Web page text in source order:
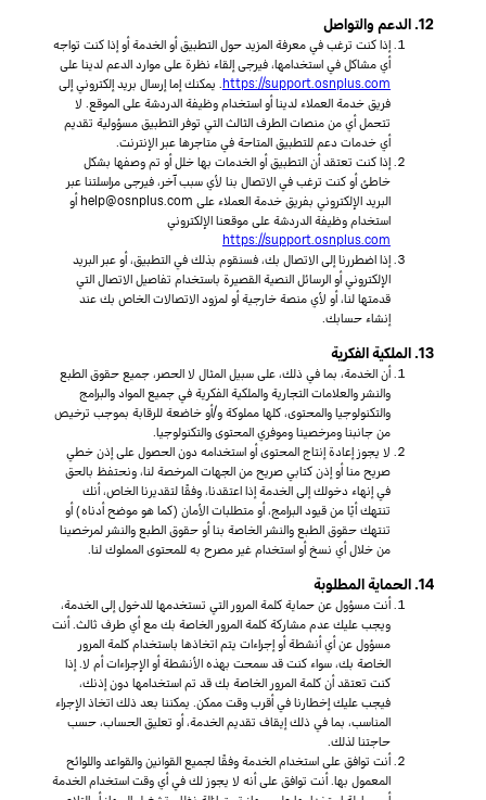
12. الدعم والتواصل
إذا كنت ترغب في معرفة المزيد حول التطبيق أو الخدمة أو إذا كنت تواجه
أي مشاكل في استخدامها، فيرجى إلقاء نظرة على موارد الدعم لدينا على
https://support.osnplus.com. يمكنك إما إرسال بريد إلكتروني إلى
فريق خدمة العملاء لدينا أو استخدام وظيفة الدردشة على الموقع. لا
تتحمل أي من منصات الطرف الثالث التي توفر التطبيق مسؤولية تقديم
أي خدمات دعم للتطبيق المتاحة في متاجرها عبر الإنترنت.
إذا كنت تعتقد أن التطبيق أو الخدمات بها خلل أو تم وصفها بشكل
خاطئ أو كنت ترغب في الاتصال بنا لأي سبب آخر، فيرجى مراسلتنا عبر
البريد الإلكتروني بفريق خدمة العملاء على help@osnplus.com أو
استخدام وظيفة الدردشة على موقعنا الإلكتروني
https://support.osnplus.com
إذا اضطررنا إلى الاتصال بك، فسنقوم بذلك في التطبيق، أو عبر البريد
الإلكتروني أو الرسائل النصية القصيرة باستخدام تفاصيل الاتصال التي
قدمتها لنا، أو لأي منصة خارجية أو لمزود الاتصالات الخاص بك عند
إنشاء حسابك.
13. الملكية الفكرية
أن الخدمة، بما في ذلك، على سبيل المثال لا الحصر، جميع حقوق الطبع
والنشر والعلامات التجارية والملكية الفكرية في جميع المواد والبرامج
والتكنولوجيا والمحتوى، كلها مملوكة و/أو خاضعة للرقابة بموجب ترخيص
من جانبنا ومرخصينا وموفري المحتوى والتكنولوجيا.
لا يجوز إعادة إنتاج المحتوى أو استخدامه دون الحصول على إذن خطي
صريح منا أو إذن كتابي صريح من الجهات المرخصة لنا، ونحتفظ بالحق
في إنهاء دخولك إلى الخدمة إذا اعتقدنا، وفقًا لتقديرنا الخاص، أنك
تنتهك أيًا من قيود البرامج، أو متطلبات الأمان (كما هو موضح أدناه) أو
تنتهك حقوق الطبع والنشر الخاصة بنا أو حقوق الطبع والنشر لمرخصينا
من خلال أي نسخ أو استخدام غير مصرح به للمحتوى المملوك لنا.
14. الحماية المطلوبة
أنت مسؤول عن حماية كلمة المرور التي تستخدمها للدخول إلى الخدمة،
ويجب عليك عدم مشاركة كلمة المرور الخاصة بك مع أي طرف ثالث. أنت
مسؤول عن أي أنشطة أو إجراءات يتم اتخاذها باستخدام كلمة المرور
الخاصة بك، سواء كنت قد سمحت بهذه الأنشطة أو الإجراءات أم لا. إذا
كنت تعتقد أن كلمة المرور الخاصة بك قد تم استخدامها دون إذنك،
فيجب عليك إخطارنا في أقرب وقت ممكن. يمكننا بعد ذلك اتخاذ الإجراء
المناسب، بما في ذلك إيقاف تقديم الخدمة، أو تعليق الحساب، حسب
حاجتنا لذلك.
أنت توافق على استخدام الخدمة وفقًا لجميع القوانين والقواعد واللوائح
المعمول بها. أنت توافق على أنه لا يجوز لك في أي وقت استخدام الخدمة